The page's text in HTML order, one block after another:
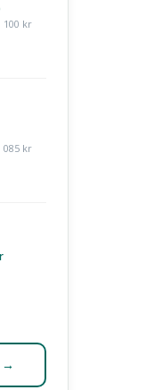
100 kr
085 kr
→